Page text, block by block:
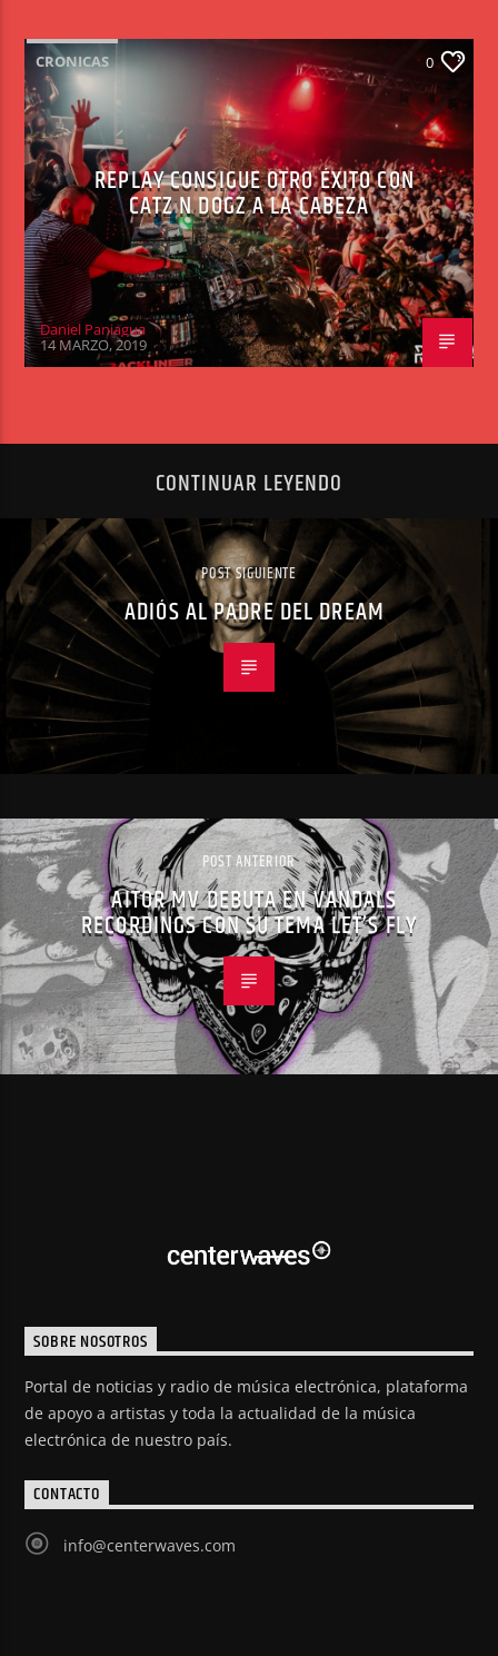
CRONICAS 0
REPLAY CONSIGUE OTRO ÉXITO CON
CATZ N DOGZ A LA CABEZA
Daniel Paniagua
14 MARZO, 2019
CONTINUAR LEYENDO
POST SIGUIENTE
ADIÓS AL PADRE DEL DREAM
POST ANTERIOR
AITOR MV DEBUTA EN VANDALS
RECORDINGS CON SU TEMA LET’S FLY
SOBRE NOSOTROS
Portal de noticias y radio de música electrónica, plataforma
de apoyo a artistas y toda la actualidad de la música
electrónica de nuestro país.
CONTACTO
info@centerwaves.com